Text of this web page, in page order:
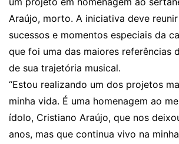
Araújo, morto. A iniciativa deve
sucessos e momentos especiais da
que foi uma das maiores referências
de sua trajetória musical.
“Estou realizando um dos projetos
minha vida. É uma homenagem ao
ídolo, Cristiano Araújo, que nos
anos, mas que continua vivo na